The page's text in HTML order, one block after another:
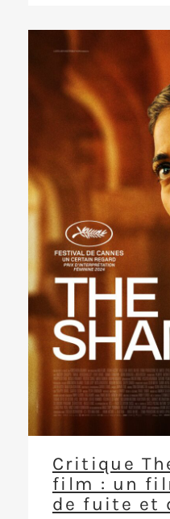
Critique
film : un
de fuite et